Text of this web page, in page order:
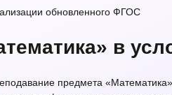
обновленного ФГОС
в
предмета